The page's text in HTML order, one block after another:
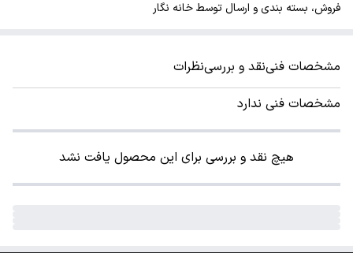
فروش، بسته بندی و ارسال توسط خانه نگار
مشخصات فنینقد و بررسینظرات
مشخصات فنی ندارد
هیچ نقد و بررسی برای این محصول یافت نشد